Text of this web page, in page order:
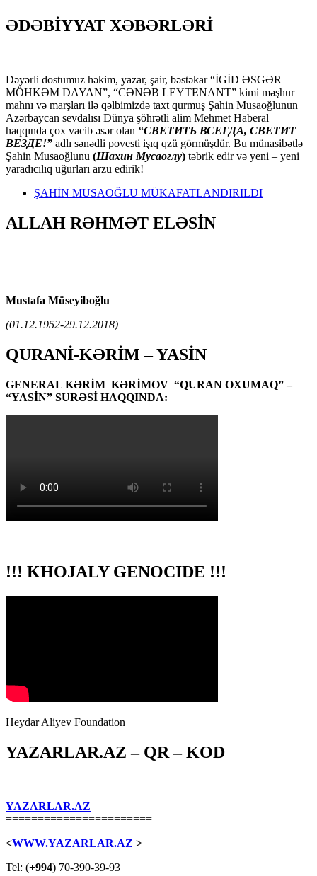
ƏDƏBİYYAT XƏBƏRLƏRİ
Dəyərli dostumuz həkim, yazar, şair, bəstəkar “İGİD ƏSGƏR
MÖHKƏM DAYAN”, “CƏNƏB LEYTENANT” kimi məşhur
mahnı və marşları ilə qəlbimizdə taxt qurmuş Şahin Musaoğlunun
Azərbaycan sevdalısı Dünya şöhrətli alim Mehmet Haberal
haqqında çox vacib əsər olan “СВЕТИТЬ ВСЕГДА, СВЕТИТ
ВЕЗДЕ!” adlı sənədli povesti işıq qzü görmüşdür. Bu münasibətlə
Şahin Musaoğlunu (Шахин Мусаоглу) təbrik edir və yeni – yeni
yaradıcılıq uğurları arzu edirik!
ŞAHİN MUSAOĞLU MÜKAFATLANDIRILDI
ALLAH RƏHMƏT ELƏSİN
Mustafa Müseyiboğlu
(01.12.1952-29.12.2018)
QURANİ-KƏRİM – YASİN
GENERAL KƏRİM KƏRİMOV “QURAN OXUMAQ” –
“YASİN” SURƏSİ HAQQINDA:
!!! KHOJALY GENOCIDE !!!
Heydar Aliyev Foundation
YAZARLAR.AZ – QR – KOD
YAZARLAR.AZ
=======================
<WWW.YAZARLAR.AZ >
Tel: (+994) 70-390-39-93